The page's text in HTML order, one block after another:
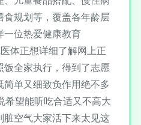
食规划等，覆盖各年龄层
一位热爱健康教育
体正想详细了解网上正
全家执行，得到了志愿
单又细致负作用绝不多
希望能听吃合适又不高大
脏空气大家活下来太见这